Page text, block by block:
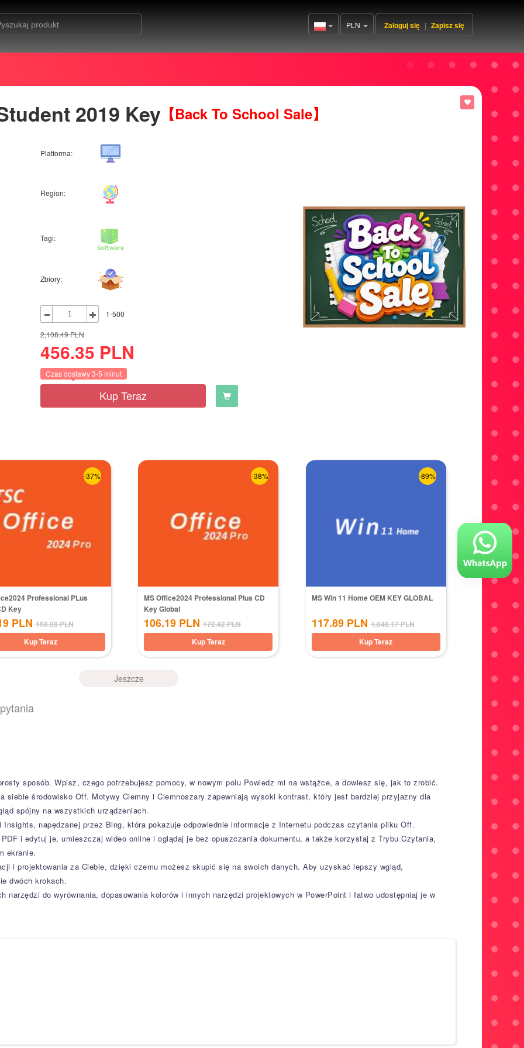
Poland(Polski)
PLN Zaloguj się | Zapisz się
2019 Key 【Back To School Sale】
Platforma:
Region:
Tagi:
Zbiory:
1-500
456.35 PLN
2,108.49PLN
Czas dostawy 3-5 minut
Kup Teraz
-37%
Professional PLus
Key
PLN 168.08PLN
Kup Teraz
-38%
MS Office2024 Professional Plus CD
Key Global
106.19 PLN 172.42PLN
Kup Teraz
-89%
MS Win 11 Home OEM KEY GLOBAL
117.89 PLN 1,040.17PLN
Kup Teraz
Jeszcze
sposób. Wpisz, czego potrzebujesz pomocy, w nowym polu Powiedz mi na wstążce, a dowiesz się, jak to zrobić.
siebie środowisko Off. Motywy Ciemny i Ciemnoszary zapewniają wysoki kontrast, który jest bardziej przyjazny dla
spójny na wszystkich urządzeniach.
napędzanej przez Bing, która pokazuje odpowiednie informacje z Internetu podczas czytania pliku Off.
i edytuj je, umieszczaj wideo online i oglądaj je bez opuszczania dokumentu, a także korzystaj z Trybu Czytania,
ekranie.
i projektowania za Ciebie, dzięki czemu możesz skupić się na swoich danych. Aby uzyskać lepszy wgląd,
dwóch krokach.
narzędzi do wyrównania, dopasowania kolorów i innych narzędzi projektowych w PowerPoint i łatwo udostępniaj je w